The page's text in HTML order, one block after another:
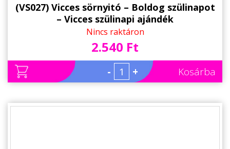
Vicces ajándékok
Állatos ajándéktárgyak
(VS027) Vicces sörnyitó – Boldog szülinapot
– Vicces szülinapi ajándék
Nincs raktáron
2.540 Ft
- + Kosárba